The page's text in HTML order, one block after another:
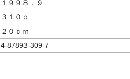
１９９８．９
３１０ｐ
２０ｃｍ
4-87893-309-7